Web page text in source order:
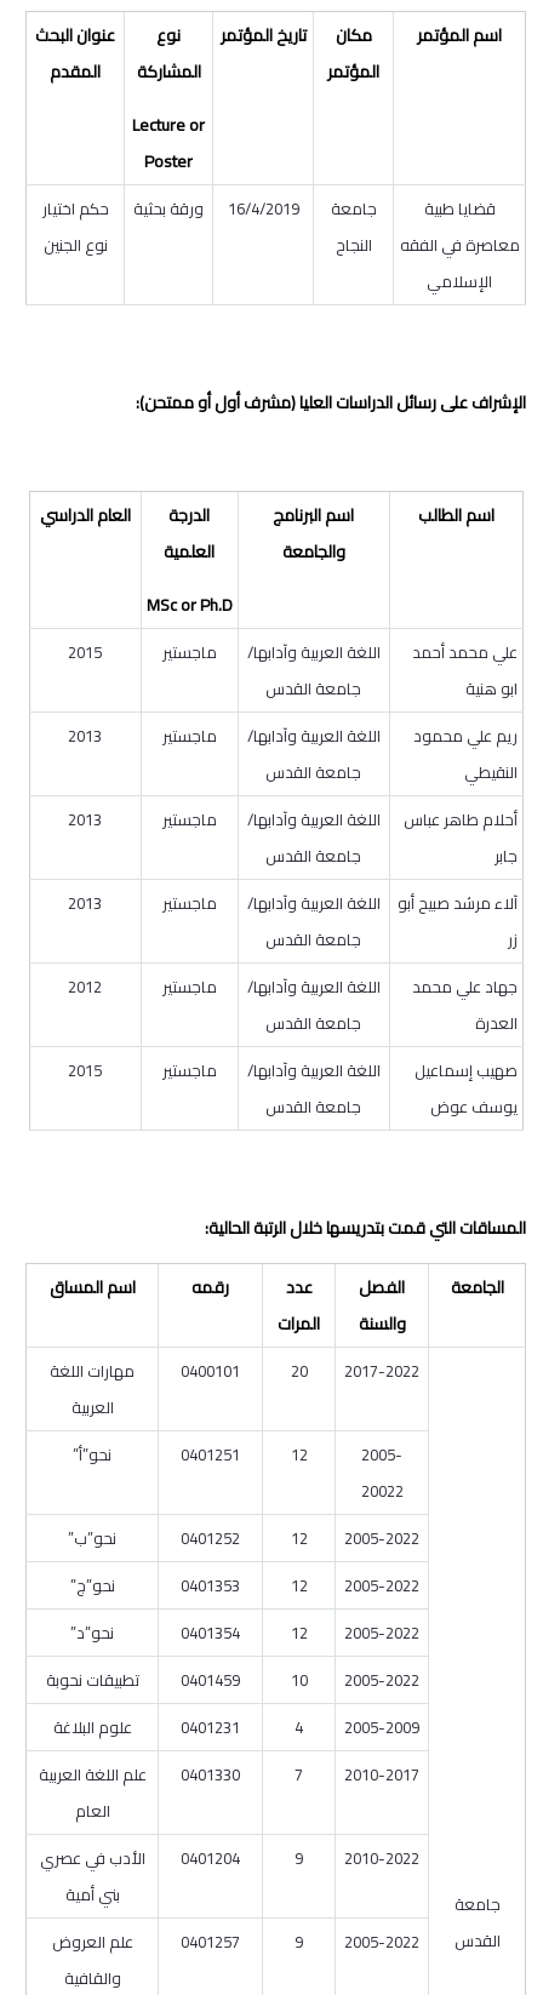
اسم المؤتمر
مكان
المؤتمر
تاريخ المؤتمر
نوع
المشاركة
Lecture or
Poster
عنوان البحث
المقدم
قضايا طبية
معاصرة في الفقه
الإسلامي
جامعة
النجاح
16/4/2019 ورقة بحثية
حكم اختيار
نوع الجنين
الإشراف على رسائل الدراسات العليا (مشرف أول أو ممتحن):
اسم الطالب
اسم البرنامج
والجامعة
الدرجة
العلمية
MSc or Ph.D
العام الدراسي
علي محمد أحمد
ابو هنية
اللغة العربية وآدابها/
جامعة القدس
ماجستير 2015
ريم علي محمود
النقيطي
اللغة العربية وآدابها/
جامعة القدس
ماجستير 2013
أحلام طاهر عباس
جابر
اللغة العربية وآدابها/
جامعة القدس
ماجستير 2013
آلاء مرشد صبيح أبو
زر
اللغة العربية وآدابها/
جامعة القدس
ماجستير 2013
جهاد علي محمد
العدرة
اللغة العربية وآدابها/
جامعة القدس
ماجستير 2012
صهيب إسماعيل
يوسف عوض
اللغة العربية وآدابها/
جامعة القدس
ماجستير 2015
المساقات التي قمت بتدريسها خلال الرتبة الحالية:
الجامعة
الفصل
والسنة
عدد
المرات
رقمه اسم المساق
جامعة
القدس
2017-2022
20
0400101
مهارات اللغة
العربية
2005-
20022
12
0401251 نحو”أ”
2005-2022
12
0401252
نحو”ب”
2005-2022
12
0401353
نحو”ج”
2005-2022
12
0401354
نحو”د”
2005-2022
10
0401459
تطبيقات نحوبة
2005-2009
4
0401231
علوم البلاغة
2010-2017
7
0401330
علم اللغة العربية
العام
2010-2022
9
0401204
الأدب في عصري
بني أمية
2005-2022
9
0401257
علم العروض
والقافية